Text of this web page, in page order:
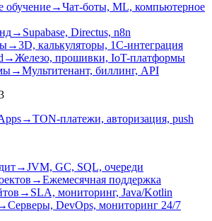
обучение→Чат-боты, ML, компьютерное
→ Supabase, Directus, n8n
→3D, калькуляторы, 1С-интеграция
→Железо, прошивки, IoT-платформы
→Мультитенант, биллинг, API
→TON-платежи, авторизация, push
→JVM, GC, SQL, очереди
→Ежемесячная поддержка
→ SLA, мониторинг, Java/Kotlin
Серверы, DevOps, мониторинг 24/7